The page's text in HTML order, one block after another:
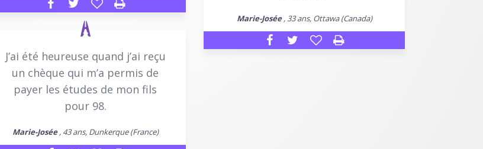
Marie-Josée, 33 ans, Ottawa (Canada)
J’ai été heureuse quand j’ai reçu
un chèque qui m’a permis de
payer les études de mon fils
pour 98.
Marie-Josée, 43 ans, Dunkerque (France)